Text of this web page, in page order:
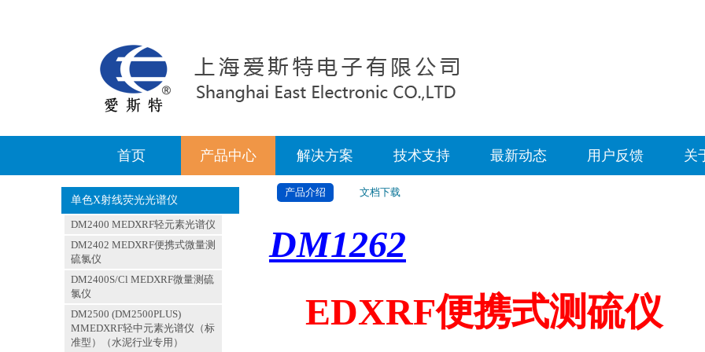
首页 产品中心 解决方案 技术支持 最新动态 用户反馈 关
单色X射线荧光光谱仪
DM2400 MEDXRF轻元素光谱仪
DM2402 MEDXRF便携式微量测
硫氯仪
DM2400S/Cl MEDXRF微量测硫
氯仪
DM2500 (DM2500PLUS)
MMEDXRF轻中元素光谱仪（标
准型）（水泥行业专用）
产品介绍 文档下载
DM1262
EDXRF便携式测硫仪